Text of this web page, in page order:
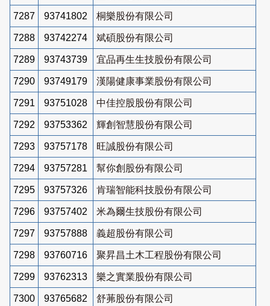
7287 93741802 桐樂股份有限公司
7288 93742274 斌碩股份有限公司
7289 93743739 宜品再生生技股份有限公司
7290 93749179 漢陽健康事業股份有限公司
7291 93751028 中佳控股股份有限公司
7292 93753362 輝創智慧股份有限公司
7293 93757178 旺誠股份有限公司
7294 93757281 幫你創股份有限公司
7295 93757326 肯瑞智能科技股份有限公司
7296 93757402 米為爾生技股份有限公司
7297 93757888 義超股份有限公司
7298 93760716 聚昇昌土木工程股份有限公司
7299 93762313 樂之實業股份有限公司
7300 93765682
舒茀股份有限公司